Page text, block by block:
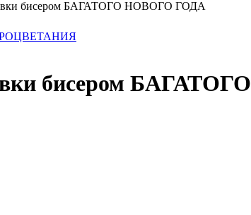
бисером БАГАТОГО НОВОГО ГОДА
ПРОЦВЕТАНИЯ
бисером БАГАТОГО